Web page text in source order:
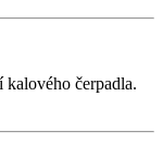
čerpadla.